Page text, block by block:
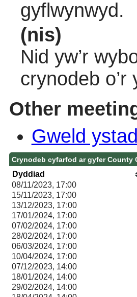
gyflwynwyd.
(nis)
Nid yw’r
crynodeb
Other
Gweld
Crynodeb cyfarfod ar gyfer County
Dyddiad
08/11/2023, 17:00
15/11/2023, 17:00
13/12/2023, 17:00
17/01/2024, 17:00
07/02/2024, 17:00
28/02/2024, 17:00
06/03/2024, 17:00
10/04/2024, 17:00
07/12/2023, 14:00
18/01/2024, 14:00
29/02/2024, 14:00